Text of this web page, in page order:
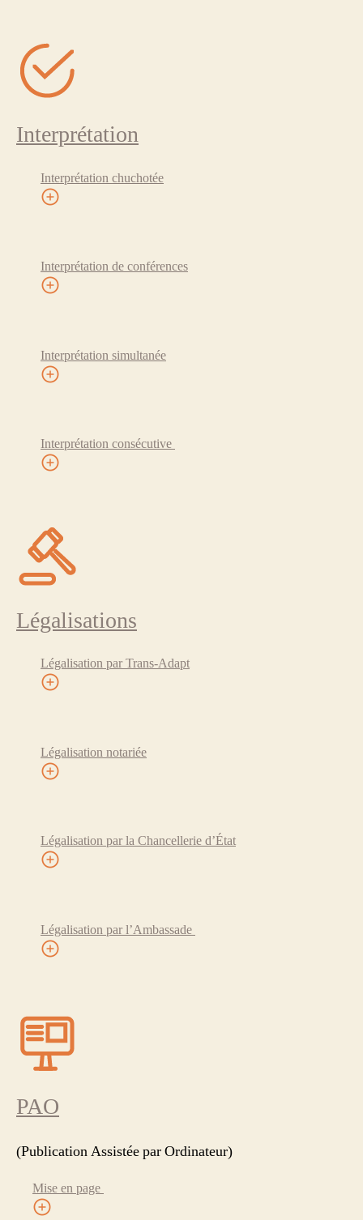
Interprétation
Interprétation chuchotée
Interprétation de conférences
Interprétation simultanée
Interprétation consécutive
Légalisations
Légalisation par Trans-Adapt
Légalisation notariée
Légalisation par la Chancellerie d’État
Légalisation par l’Ambassade
PAO
(Publication Assistée par Ordinateur)
Mise en page